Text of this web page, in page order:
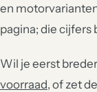
en
pagina; die
Wil je eerst
voorraad, of zet